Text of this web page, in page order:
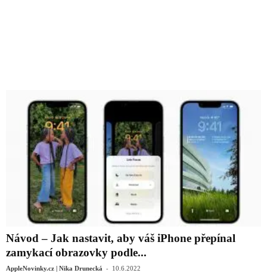
Návod – Jak nastavit, aby váš iPhone přepínal
zamykací obrazovky podle...
AppleNovinky.cz | Nika Drunecká - 10.6.2022